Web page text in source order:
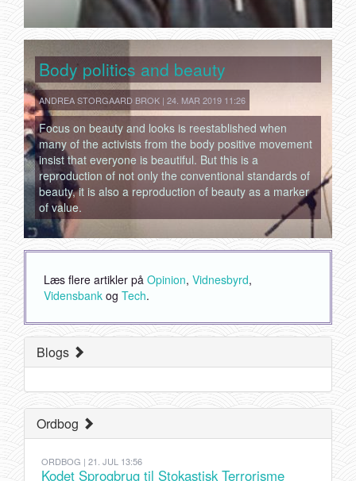
Body politics and beauty
ANDREA STORGAARD BROK | 24. MAR 2019 11:26
Focus on beauty and looks is reestablished when
many of the activists from the body positive movement
insist that everyone is beautiful. But this is a
reproduction of not only the conventional standards of
beauty, it is also a reproduction of beauty as a marker
of value.
Læs flere artikler påOpinion,Vidnesbyrd,
Vidensbank ogTech.
Blogs
Ordbog
ORDBOG | 21. JUL 13:56
Kodet Sprogbrug til Stokastisk Terrorisme